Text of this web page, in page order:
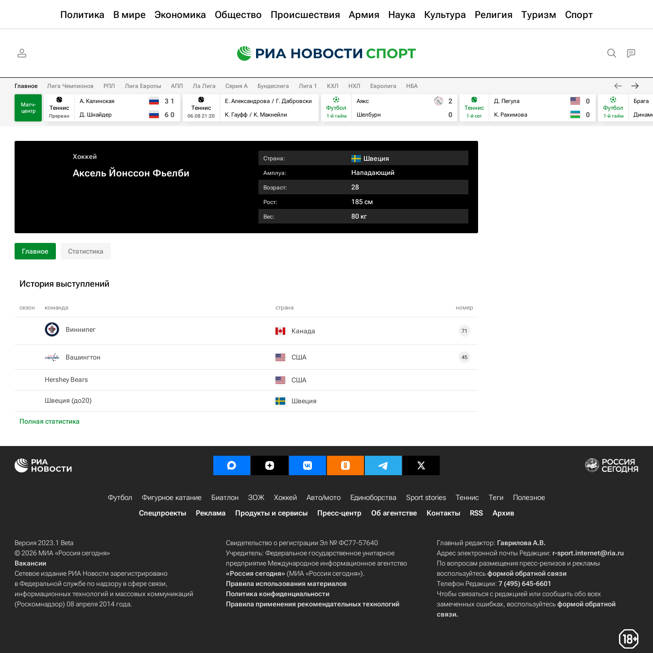
Политика В мире Экономика Общество Происшествия Армия Наука Культура Религия Туризм Спорт
Главное Лига Чемпионов РПЛ Лига Европы АПЛ Ла Лига Серия А Бундеслига Лига 1 КХЛ НХЛ Евролига НБА
Матч-
центр
Теннис
Прерван
А. Калинская
Д. Шнайдер
3 1
6 0
Теннис
06.08 21:20
Е. Александрова
Г. Дабровски
К. Гауфф
К. Макнейли
Футбол
1-й тайм
Аякс
Шелбурн
2
0
Теннис
1-й сет
Д. Пегула
К. Рахимова
0
0
Футбол
1-й тайм
Брага
Хоккей
Аксель Йонссон Фьелби
Страна: Швеция
Амплуа: Нападающий
Возраст: 28
Рост: 185 см
Вес: 80 кг
Главное Статистика
История выступлений
сезон команда страна номер
Полная статистика
Виннипег Канада 71
Вашингтон США 45
Hershey Bears США
Швеция (до20) Швеция
Футбол Фигурное катание Биатлон ЗОЖ Хоккей Авто/мото Единоборства Sport stories Теннис Теги
Полезное
Спецпроекты
Реклама Продукты и сервисы Пресс-центр Об агентстве Контакты RSS Архив
Версия 2023.1 Beta
© 2026 МИА «Россия сегодня»
Вакансии
Сетевое издание РИА Новости зарегистрировано
в Федеральной службе по надзору в сфере связи,
информационных технологий и массовых коммуникаций
(Роскомнадзор) 08 апреля 2014 года.
Свидетельство о регистрации Эл № ФС77-57640
Учредитель: Федеральное государственное унитарное
предприятие Международное информационное агентство
«Россия сегодня» (МИА «Россия сегодня»).
Правила использования материалов
Политика конфиденциальности
Правила применения рекомендательных технологий
Главный редактор: Гаврилова А.В.
Адрес электронной почты Редакции: r-sport.internet@ria.ru
По вопросам размещения пресс-релизов и рекламы
воспользуйтесьформой обратной связи
Телефон Редакции:7 (495) 645-6601
Чтобы связаться с редакцией или сообщить обо всех
замеченных ошибках, воспользуйтесьформой обратной
связи.